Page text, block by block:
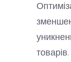
товарів.